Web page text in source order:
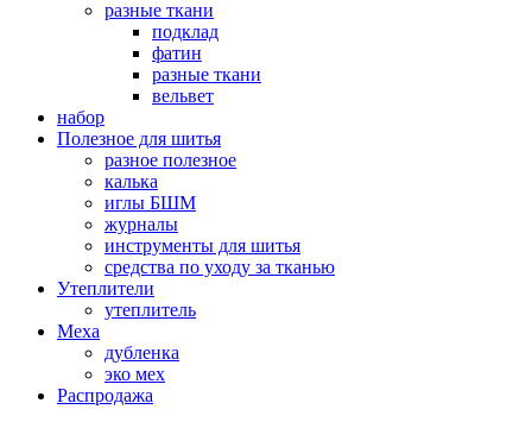
разные ткани
подклад
фатин
разные ткани
вельвет
набор
Полезное для шитья
разное полезное
калька
иглы БШМ
журналы
инструменты для шитья
средства по уходу за тканью
Утеплители
утеплитель
Меха
дубленка
эко мех
Распродажа